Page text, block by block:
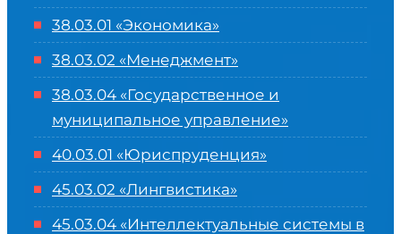
38.03.01 «Экономика»
38.03.02 «Менеджмент»
38.03.04 «Государственное и
муниципальное управление»
40.03.01 «Юриспруденция»
45.03.02 «Лингвистика»
45.03.04 «Интеллектуальные системы в